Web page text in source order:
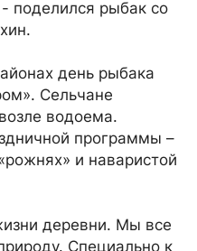
поделился рыбак со
день рыбака
Сельчане
водоема.
программы –
и наваристой
деревни. Мы все
Специально к